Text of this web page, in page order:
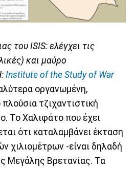
του ISIS: ελέγχει τις
και μαύρο
Institute of the Study of War
οργανωμένη,
τζιχαντιστική
Το Χαλιφάτο που έχει
ότι καταλαμβάνει έκταση
χιλιομέτρων -είναι δηλαδή
Μεγάλης Βρετανίας. Τα